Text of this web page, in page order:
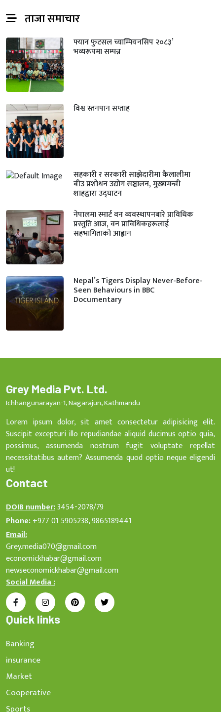
ताजा समाचार
फ्यान फुटसल च्याम्पियनसिप २०८३’
भव्यरूपमा सम्पन्न
विश्व स्तनपान सप्ताह
सहकारी र सरकारी साझेदारीमा कैलालीमा
बीउ प्रशोधन उद्योग सञ्चालन, मुख्यमन्त्री
शाहद्वारा उद्घाटन
नेपालमा स्मार्ट वन व्यवस्थापनबारे प्राविधिक
प्रस्तुति आज, वन प्राविधिकहरूलाई
सहभागिताको आह्वान
Nepal’s Tigers Display Never-Before-
Seen Behaviours in BBC
Documentary
Grey Media Pvt. Ltd.
Ichhangunarayan-1, Nagarajun, Kathmandu
Lorem ipsum dolor, sit amet consectetur adipisicing elit.
Suscipit excepturi illo repudiandae aliquid ducimus optio quia,
possimus, assumenda nostrum fugit voluptate repellat
necessitatibus autem? Assumenda quod optio neque eligendi
ut!
Contact
DOIB number:3454-2078/79
Phone:+977 01 5905238, 9865189441
Email:
Grey.media070@gmail.com
economickhabar@gmail.com
newseconomickhabar@gmail.com
Social Media :
Quick links
Banking
insurance
Market
Cooperative